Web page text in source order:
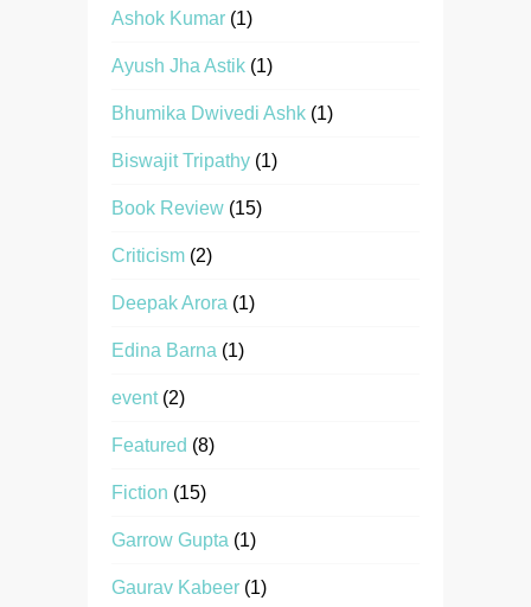
Ashok Kumar (1)
Ayush Jha Astik (1)
Bhumika Dwivedi Ashk (1)
Biswajit Tripathy (1)
Book Review (15)
Criticism (2)
Deepak Arora (1)
Edina Barna (1)
event (2)
Featured (8)
Fiction (15)
Garrow Gupta (1)
Gaurav Kabeer (1)